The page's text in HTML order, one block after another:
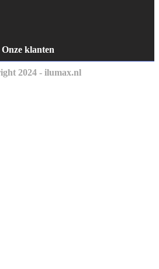
Onze klanten
2024 - ilumax.nl